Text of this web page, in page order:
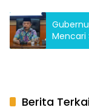
Mencari
Terkait
Berita